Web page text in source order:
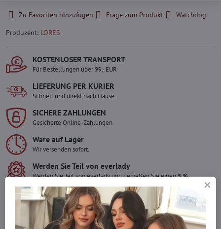
Zu Favoriten hinzufügen Frage zum Produkt
Watchdog
Produzent: LORES
KOSTENLOSER TRANSPORT
Für Bestellungen über 99,- EUR
LIEFERUNG PER KURIER
Schnell und direkt nach Hause.
SICHERE ZAHLUNGEN
Gesicherte Online-Zahlungen
Ware auf Lager
Wir versenden sofort.
Werden Sie Teil von everlady
Werden Sie Teil von everlady und genießen Sie einen5 %
Der Vorteil wird automatisch im Warenkorb angewendet.
Möchten Sie mehr bestellen ?